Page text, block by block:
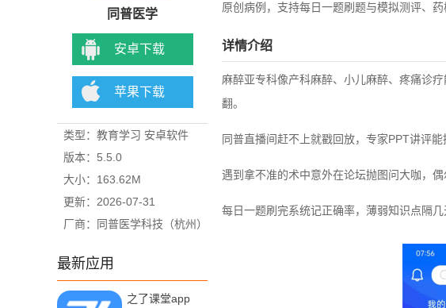
同普医学
安卓下载
苹果下载
类型：教育学习 安卓软件
版本：5.5.0
大小：163.62M
更新：2026-07-31
厂商：同普医学科技（杭州）
最新应用
之了课堂app
原创病例，支持每日一题刷题与模拟测评、
详情介绍
麻醉亚专科像产科麻醉、小儿麻醉、疼痛诊
翻。
同普直播间赶不上就戳回放，专家PPT讲评
遇到拿不准的术中意外在论坛抛图问大咖，
每日一题刷完系统记正确率，薄弱知识点隔